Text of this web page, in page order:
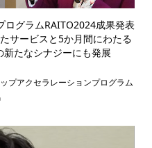
ログラムRAITO2024成果発表
サービスと5か月間にわたる
たなシナジーにも発展
プアクセラレーションプログラム